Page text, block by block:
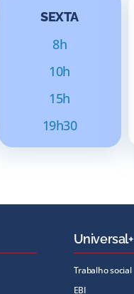
SEXTA
8h
10h
15h
19h30
Universal+
Trabalho social
EBI